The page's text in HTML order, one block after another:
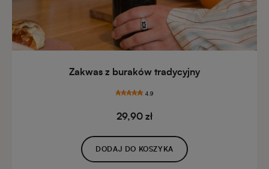
Zakwas z buraków tradycyjny
4.9
29,90 zł
DODAJ DO KOSZYKA